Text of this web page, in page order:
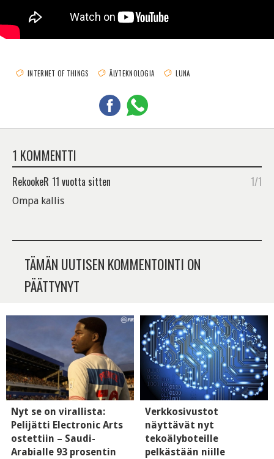
INTERNET OF THINGS ÄLYTEKNOLOGIA LUNA
1 KOMMENTTI
RekookeR 11 vuotta sitten 1/1
Ompa kallis
TÄMÄN UUTISEN KOMMENTOINTI ON
PÄÄTTYNYT
Nyt se on virallista:
Pelijätti Electronic Arts
ostettiin – Saudi-
Arabialle 93 prosentin
Verkkosivustot
näyttävät nyt
tekoälyboteille
pelkästään niille